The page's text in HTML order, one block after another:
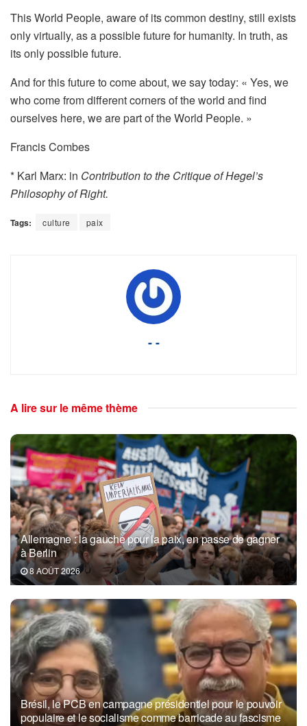
This World People, aware of its common destiny, still exists
only virtually, as a possible future for humanity. In truth, as
its only possible future.
And for this future to come about, we say today: « Yes, we
who come from different corners of the world and find
ourselves here, we are part of the World People. »
Francis Combes
* Karl Marx: in Contribution to the Critique of Hegel’s
Philosophy of Right.
Tags: culture paix
- -
A lire sur le même thème
Allemagne : la gauche pour la paix, en passe de gagner
à Berlin
8 AOÛT 2026
Brésil, le PCB en campagne présidentiel pour le pouvoir
populaire et le socialisme comme barricade au fascisme